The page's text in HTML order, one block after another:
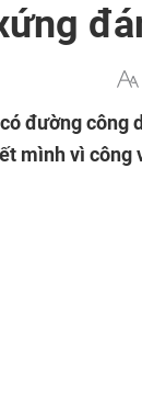
đường công
mình vì